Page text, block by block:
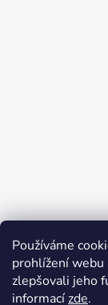
Používáme
prohlížení webu
zlepšovali jeho
informacízde.